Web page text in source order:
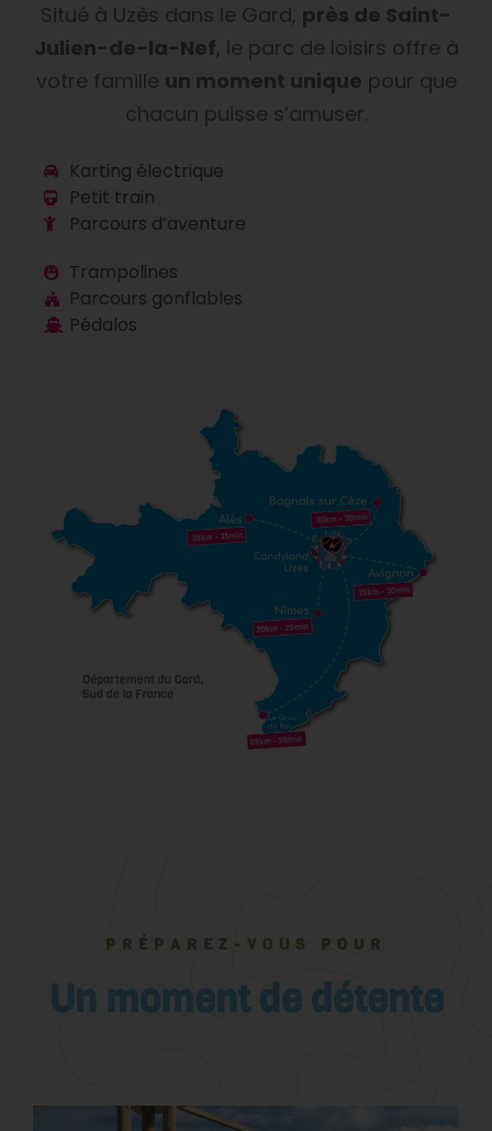
Situé à Uzès dans le Gard, près de Saint-
Julien-de-la-Nef, le parc de loisirs offre à
votre famille un moment unique pour que
chacun puisse s’amuser.
Karting électrique
Petit train
Parcours d’aventure
Trampolines
Parcours gonflables
Pédalos
PRÉPAREZ-VOUS POUR
Un moment de détente